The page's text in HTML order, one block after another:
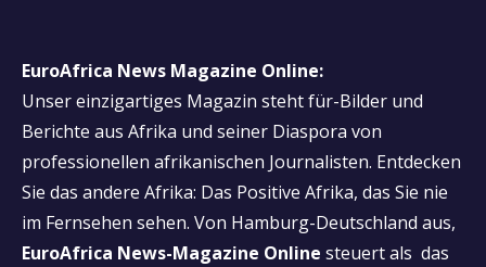
EuroAfrica News Magazine Online:
Unser einzigartiges Magazin steht für-Bilder und
Berichte aus Afrika und seiner Diaspora von
professionellen afrikanischen Journalisten. Entdecken
Sie das andere Afrika: Das Positive Afrika, das Sie nie
im Fernsehen sehen. Von Hamburg-Deutschland aus,
EuroAfrica News-Magazine Online steuert als das